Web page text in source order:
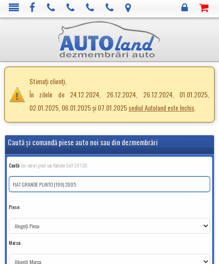
Stimați clienți,
În zilele de 24.12.2024, 26.12.2024, 26.12.2024, 01.01.2025,
02.01.2025, 06.01.2025 și 07.01.2025sediul Autoland este închis.
Caută şi comandă piese auto noi sau din dezmembrări
Caută: (ex: cod original sau Radiator Golf 2.0TDI)
Piese:
Marca: